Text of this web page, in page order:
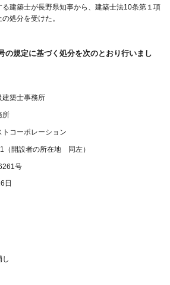
建築士が長野県知事から、建築士法10条第１項
処分を受けた。
の規定に基づく処分を次のとおり行いまし
築士事務所
所
コーポレーション
開設者の所在地 同左）
号
日